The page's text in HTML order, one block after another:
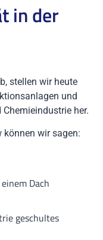
in der
stellen wir heute
und
her.
können wir sagen:
Dach
geschultes